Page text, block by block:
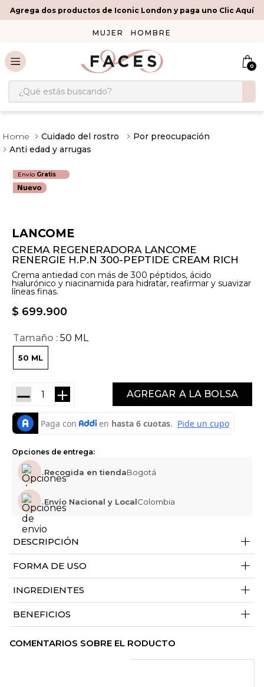
Agrega dos productos de Iconic London y paga uno Clic Aquí
MUJER HOMBRE
0
¿Qué estás buscando?
Cuidado del rostro
Por preocupación
Anti edad y arrugas
Envío Gratis
LANCOME
CREMA REGENERADORA LANCOME
RENERGIE H.P.N 300-PEPTIDE CREAM RICH
Crema antiedad con más de 300 péptidos, ácido
hialurónico y niacinamida para hidratar, reafirmar y suavizar
líneas finas.
$ 699.900
Tamaño 50 ML
50 ML
＋
－ AGREGAR
Opciones de entrega:
Recogida en tiendaBogotá
Envío Nacional y LocalColombia
DESCRIPCIÓN +
FORMA DE USO +
INGREDIENTES +
BENEFICIOS +
COMENTARIOS SOBRE EL RODUCTO